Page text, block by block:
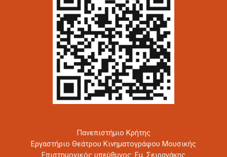
Πανεπιστήμιο Κρήτης
Εργαστήριο Θεάτρου Κινηματογράφου Μουσικής
Επιστημονικός υπεύθυνος: Εμ. Σειραγάκης